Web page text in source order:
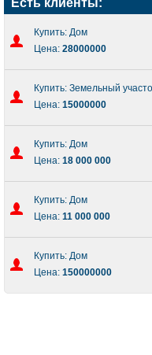
Есть клиенты:
Купить: Дом
Цена: 28000000
Купить: Земельный
Цена: 15000000
Купить: Дом
Цена: 18 000 000
Купить: Дом
Цена: 11 000 000
Купить: Дом
Цена: 150000000